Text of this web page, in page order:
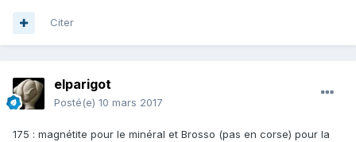
Citer
elparigot
Posté(e) 10 mars 2017
175 : magnétite pour le minéral et Brosso (pas en corse) pour la